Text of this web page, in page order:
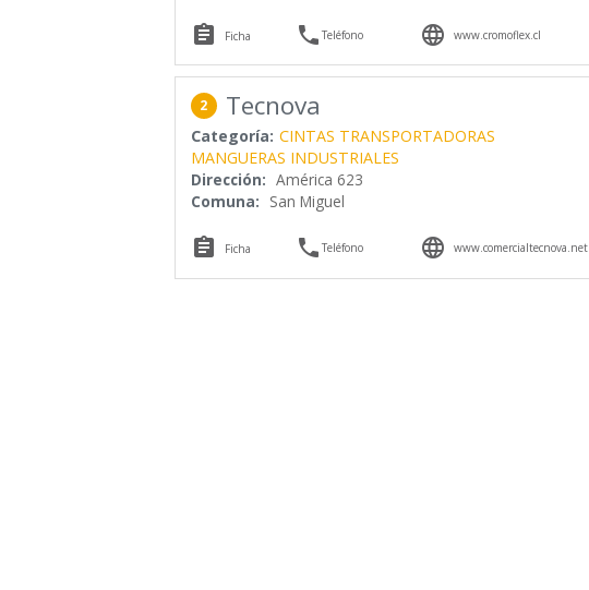
 Ficha Teléfono  www.cromoflex.cl
2 Tecnova
Categoría: CINTAS TRANSPORTADORAS
MANGUERAS INDUSTRIALES
Dirección: América 623
Comuna: San Miguel
 Ficha Teléfono  www.comercialtecnova.net